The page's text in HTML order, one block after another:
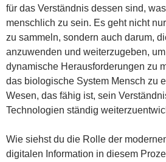
für das Verständnis dessen sind,
menschlich zu sein. Es geht nicht
zu sammeln, sondern auch darum,
anzuwenden und weiterzugeben,
dynamische Herausforderungen zu
das biologische System Mensch zu
Wesen, das fähig ist, sein
Technologien ständig
Wie siehst du die Rolle der
digitalen Information in diesem